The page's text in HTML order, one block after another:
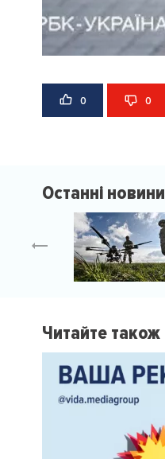
0 0
Останні новини
Читайте також